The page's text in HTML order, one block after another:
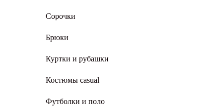
Сорочки
Брюки
Куртки и рубашки
Костюмы casual
Футболки и поло